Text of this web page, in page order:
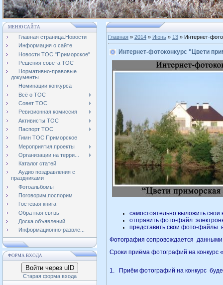
МЕНЮ САЙТА
Главная страница.Новости
Информация о сайте
Новости ТОС "Приморское"
Решения совета ТОС
Нормативно-правовые
документы
Номинации конкурса
Всё о ТОС
Совет ТОС
Ревизионная комиссия
Активисты ТОС
Паспорт ТОС
Гимн ТОС Приморское
Мероприятия,проекты
Организации на терри...
Каталог статей
Аудио поздравления с
праздниками
Фотоальбомы
Поговорим,поспорим
Гостевая книга
Обратная связь
Доска объявлений
Информационно-развле...
ФОРМА ВХОДА
Войти через uID
Старая форма входа
Главная » 2014 » Июнь » 13 » Интернет-
Интернет-фотоконкурс "Цвети
самостоятельно выложить
отправить фото-файл
представить свои фото-файлы
Фотография сопровождается данными
Сроки приёма фотографий на конкурс
1. Приём фотографий на конкурс